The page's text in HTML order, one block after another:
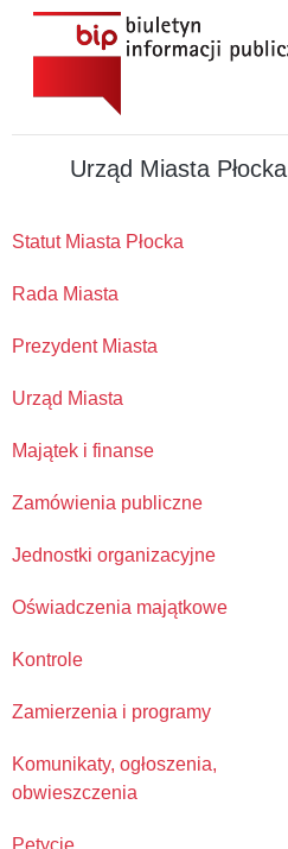
Urząd Miasta Płocka
Statut Miasta Płocka
Rada Miasta
Prezydent Miasta
Urząd Miasta
Majątek i finanse
Zamówienia publiczne
Jednostki organizacyjne
Oświadczenia majątkowe
Kontrole
Zamierzenia i programy
Komunikaty, ogłoszenia,
obwieszczenia
Petycje